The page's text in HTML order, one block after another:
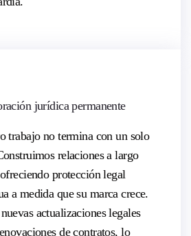
jurídica permanente
trabajo no termina con un solo
relaciones a largo
protección legal
a medida que su marca crece.
actualizaciones legales
de contratos, lo